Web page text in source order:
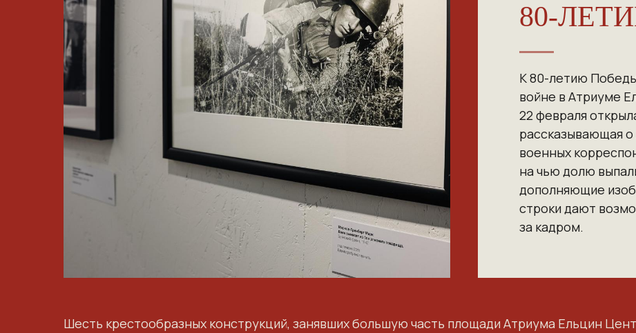
80-
К 80-летию
войне в Атриуме
22 февраля
рассказывающая
военных
на чью долю
дополняющие
строки дают
за кадром.
Шесть крестообразных конструкций, занявших большую часть площади Атриума Ельцин